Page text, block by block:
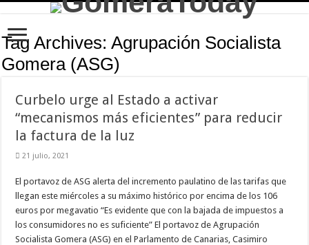
Tag Archives:Agrupación Socialista
Gomera (ASG)
Curbelo urge al Estado a activar
“mecanismos más eficientes” para reducir
la factura de la luz
21 julio, 2021
El portavoz de ASG alerta del incremento paulatino de las tarifas que
llegan este miércoles a su máximo histórico por encima de los 106
euros por megavatio “Es evidente que con la bajada de impuestos a
los consumidores no es suficiente” El portavoz de Agrupación
Socialista Gomera (ASG) en el Parlamento de Canarias, Casimiro